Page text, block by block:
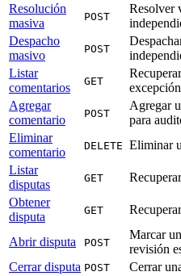
Resolución
masiva
POST
Resolver
Despacho
masivo
POST
Listar
comentarios
GET
excepción
Agregar
comentario
POST
Agregar
para
Eliminar
comentario
DELETE Eliminar
Listar
disputas
GET
Obtener
disputa
GET
Abrir disputa POST
Marcar
revisión
Cerrar disputa POST
Cerrar